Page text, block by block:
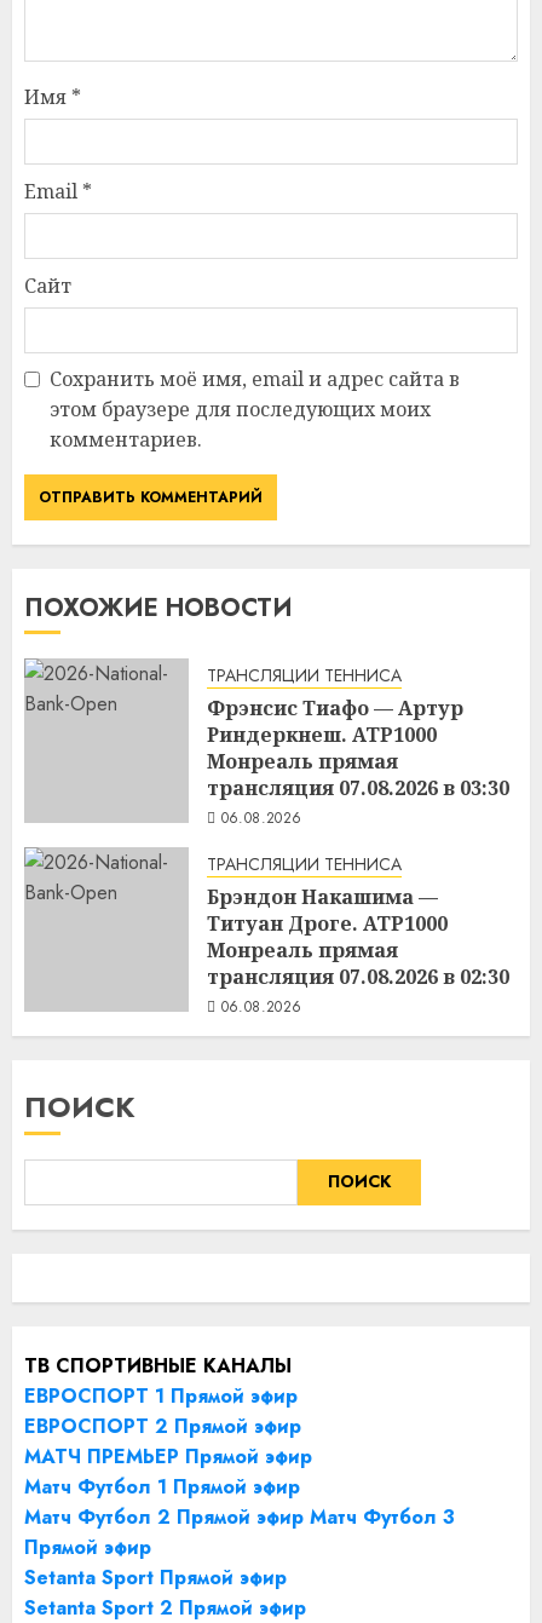
Имя *
Email *
Сайт
Сохранить моё имя, email и адрес сайта в
этом браузере для последующих моих
комментариев.
ПОХОЖИЕ НОВОСТИ
ТРАНСЛЯЦИИ ТЕННИСА
Фрэнсис Тиафо — Артур
Риндеркнеш. ATP1000
Монреаль прямая
трансляция 07.08.2026 в 03:30
06.08.2026
ТРАНСЛЯЦИИ ТЕННИСА
Брэндон Накашима —
Титуан Дроге. ATP1000
Монреаль прямая
трансляция 07.08.2026 в 02:30
06.08.2026
ПОИСК
ПОИСК
ТВ СПОРТИВНЫЕ КАНАЛЫ
ЕВРОСПОРТ 1 Прямой эфир
ЕВРОСПОРТ 2 Прямой эфир
МАТЧ ПРЕМЬЕР Прямой эфир
Матч Футбол 1 Прямой эфир
Матч Футбол 2 Прямой эфир Матч Футбол 3
Прямой эфир
Setanta Sport Прямой эфир
Setanta Sport 2 Прямой эфир